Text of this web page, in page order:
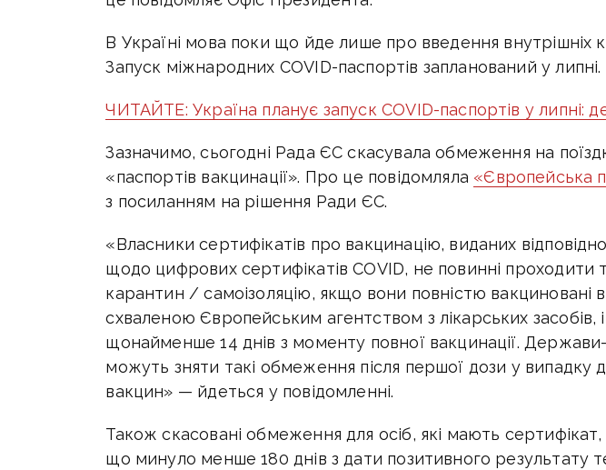
В Україні мова поки що йде лише про введення внутрішніх
Запуск міжнародних COVID-паспортів запланований у липні.
ЧИТАЙТЕ: Україна планує запуск COVID-паспортів у липні:
Зазначимо, сьогодні Рада ЄС скасувала обмеження на
«паспортів вакцинації». Про це повідомляла «Європейська
з посиланням на рішення Ради ЄС.
«Власники сертифікатів про вакцинацію, виданих
щодо цифрових сертифікатів COVID, не повинні проходити
карантин / самоізоляцію, якщо вони повністю вакциновані
схваленою Європейським агентством з лікарських засобів,
щонайменше 14 днів з моменту повної вакцинації.
можуть зняти такі обмеження після першої дози у випадку
вакцин» — йдеться у повідомленні.
Також скасовані обмеження для осіб, які мають
що минуло менше 180 днів з дати позитивного результату